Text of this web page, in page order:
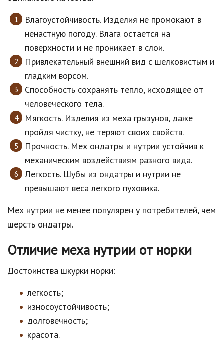
Влагоустойчивость. Изделия не промокают в
ненастную погоду. Влага остается на
поверхности и не проникает в слои.
Привлекательный внешний вид с шелковистым и
гладким ворсом.
Способность сохранять тепло, исходящее от
человеческого тела.
Мягкость. Изделия из меха грызунов, даже
пройдя чистку, не теряют своих свойств.
Прочность. Мех ондатры и нутрии устойчив к
механическим воздействиям разного вида.
Легкость. Шубы из ондатры и нутрии не
превышают веса легкого пуховика.
Мех нутрии не менее популярен у потребителей, чем
шерсть ондатры.
Отличие меха нутрии от норки
Достоинства шкурки норки:
легкость;
износоустойчивость;
долговечность;
красота.